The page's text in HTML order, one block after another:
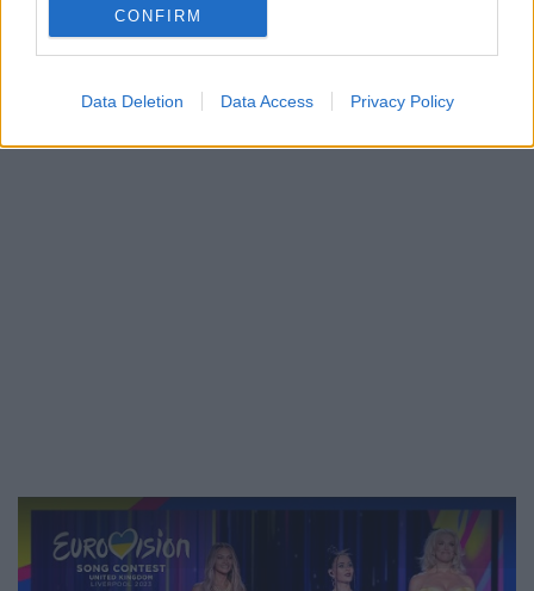
CONFIRM
Data Deletion Data Access Privacy Policy